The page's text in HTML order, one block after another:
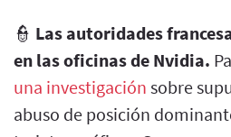
👮 Las autoridades
en las oficinas de Nvidia.
una investigación sobre
abuso de posición